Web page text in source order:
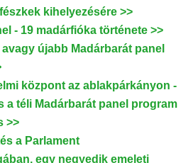
kihelyezésére >>
- 19 madárfióka története >>
újabb Madárbarát panel
központ az ablakpárkányon -
a téli Madárbarát panel program
>>
a Parlament
egy negyedik emeleti